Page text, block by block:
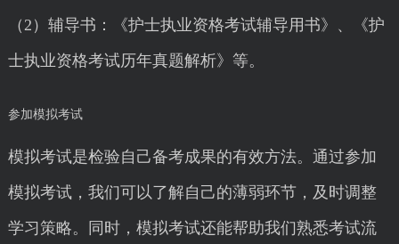
（2）辅导书：《护士执业资格考试辅导用书》、《护
士执业资格考试历年真题解析》等。
参加模拟考试
模拟考试是检验自己备考成果的有效方法。通过参加
模拟考试，我们可以了解自己的薄弱环节，及时调整
学习策略。同时，模拟考试还能帮助我们熟悉考试流